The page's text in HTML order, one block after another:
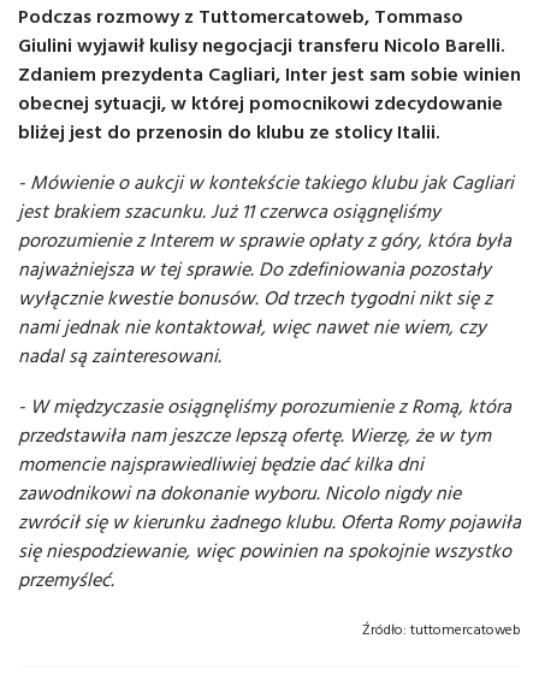
Podczas rozmowy z Tuttomercatoweb, Tommaso
Giulini wyjawił kulisy negocjacji transferu Nicolo Barelli.
Zdaniem prezydenta Cagliari, Inter jest sam sobie winien
obecnej sytuacji, w której pomocnikowi zdecydowanie
bliżej jest do przenosin do klubu ze stolicy Italii.
- Mówienie o aukcji w kontekście takiego klubu jak Cagliari
jest brakiem szacunku. Już 11 czerwca osiągnęliśmy
porozumienie z Interem w sprawie opłaty z góry, która była
najważniejsza w tej sprawie. Do zdefiniowania pozostały
wyłącznie kwestie bonusów. Od trzech tygodni nikt się z
nami jednak nie kontaktował, więc nawet nie wiem, czy
nadal są zainteresowani.
- W międzyczasie osiągnęliśmy porozumienie z Romą, która
przedstawiła nam jeszcze lepszą ofertę. Wierzę, że w tym
momencie najsprawiedliwiej będzie dać kilka dni
zawodnikowi na dokonanie wyboru. Nicolo nigdy nie
zwrócił się w kierunku żadnego klubu. Oferta Romy pojawiła
się niespodziewanie, więc powinien na spokojnie wszystko
przemyśleć.
Źródło: tuttomercatoweb